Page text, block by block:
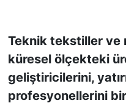
Teknik tekstiller ve
küresel ölçekteki
geliştiricilerini,
profesyonellerini
KONGRE TAKVİMİ
RÖPORTAJLAR